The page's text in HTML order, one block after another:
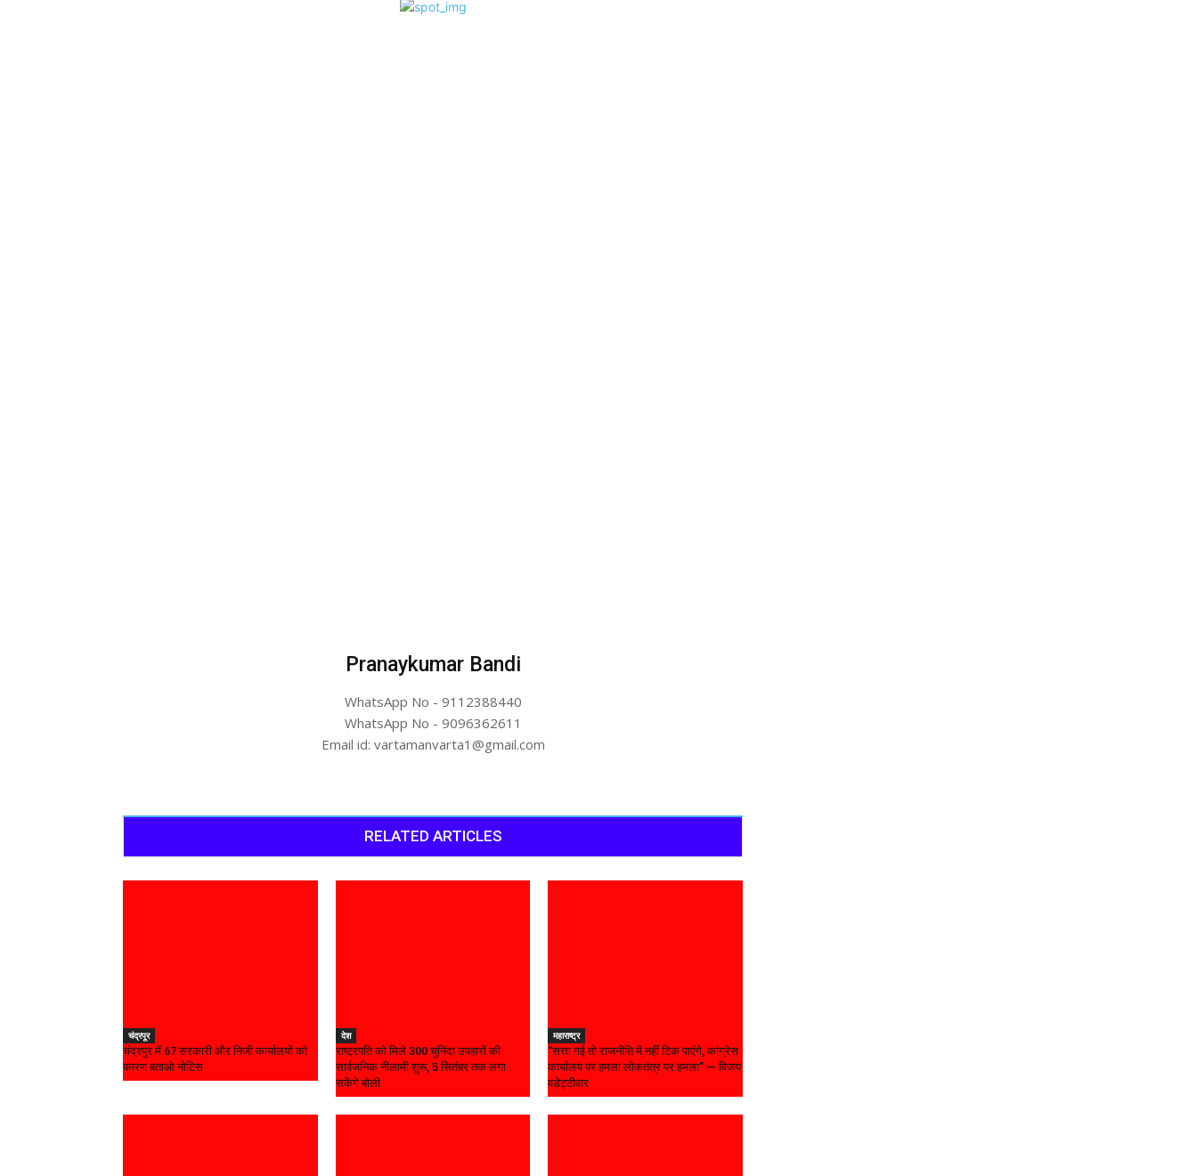
Pranaykumar Bandi
WhatsApp No - 9112388440
WhatsApp No - 9096362611
Email id: vartamanvarta1@gmail.com
RELATED ARTICLES
चंद्रपूर
चंद्रपुर में 67 सरकारी और निजी कार्यालयों को
कारण बताओ नोटिस
देश
राष्ट्रपति को मिले 300 चुनिंदा उपहारों की
सार्वजनिक नीलामी शुरू, 5 सितंबर तक लगा
सकेंगे बोली
महाराष्ट्र
“सत्ता गई तो राजनीति में नहीं टिक पाएंगे, कांग्रेस
कार्यालय पर हमला लोकतंत्र पर हमला” — विजय
वडेट्टीवार